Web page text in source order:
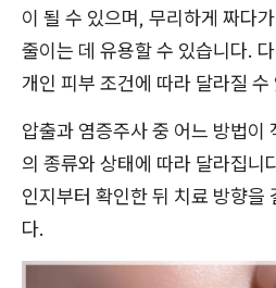
이 될 수 있으며, 무리하게 짜다
줄이는 데 유용할 수 있습니다.
개인 피부 조건에 따라 달라질 수
압출과 염증주사 중 어느 방법이
의 종류와 상태에 따라 달라집니
인지부터 확인한 뒤 치료 방향을
다.